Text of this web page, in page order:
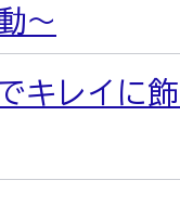
～
キレイに